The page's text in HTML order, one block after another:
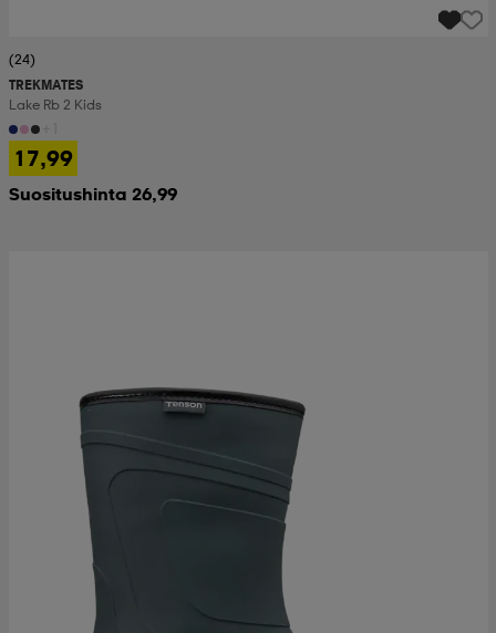
(24)
TREKMATES
Lake Rb 2 Kids
17,99
Suositushinta 26,99